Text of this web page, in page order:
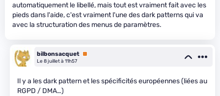
automatiquement le libellé, mais tout est vraiment fait avec les
pieds dans l'aide, c'est vraiment l'une des dark patterns qui va
avec la structuration des menus de paramètres.
bilbonsacquet Premium
Le 8 juillet à 11h57
Il y a les dark pattern et les spécificités européennes (liées au
RGPD / DMA…)